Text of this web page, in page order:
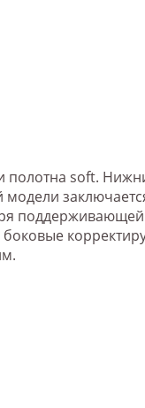
полотна soft.
боковые